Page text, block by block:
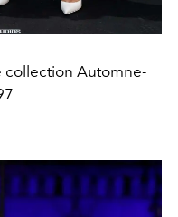
collection Automne-